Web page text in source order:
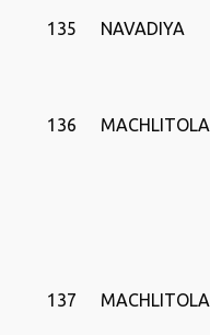
135 NAVADIYA
136 MACHLITOLA
137 MACHLITOLA